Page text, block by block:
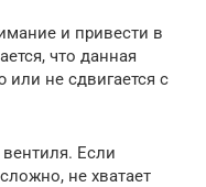
и привести в
что данная
или не сдвигается с
Если
не хватает